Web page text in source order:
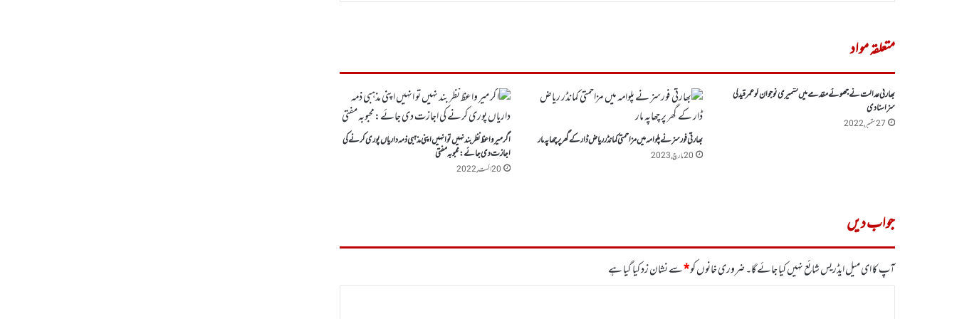
متعلقہ مواد
بھارتی عدالت نے جھوٹے مقدمے میں کشمیری نوجوان کو عمر قید کی
سزا سنادی
27 ستمبر, 2022
بھارتی فورسز نے پلوامہ میں مزاحمتی کمانڈر ریاض ڈار کے گھر پر چھاپہ مار
20 مارچ, 2023
اگر میر واعظ نظر بند نہیں تو انہیں اپنی مذہبی ذمہ داریاں پوری کرنے کی
اجازت دی جائے:محبوبہ مفتی
20 اگست, 2022
جواب دیں
آپ کا ای میل ایڈریس شائع نہیں کیا جائے گا۔ضروری خانوں کو*سے نشان زد کیا گیا ہے